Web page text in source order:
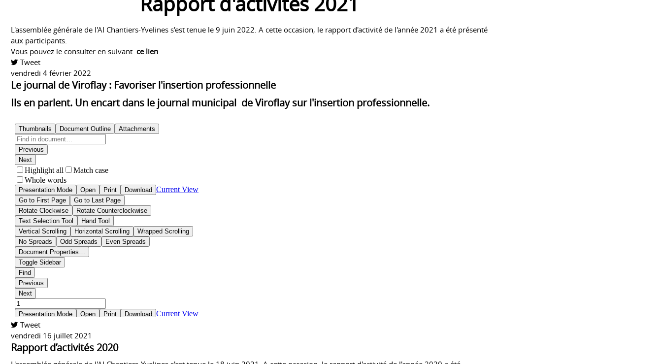
L'assemblée générale de l'AI Chantiers-Yvelines s'est tenue le 9 juin 2022. A cette occasion, le rapport d'activité de l'année 2021 a été présenté
aux participants.
Vous pouvez le consulter en suivantce lien
Tweet
pinterest
vendredi 4 février 2022
Le journal de Viroflay : Favoriser l'insertion professionnelle
Ils en parlent. Un encart dans le journal municipal de Viroflay sur l'insertion professionnelle.
Tweet
vendredi 16 juillet 2021
Rapport d’activités 2020